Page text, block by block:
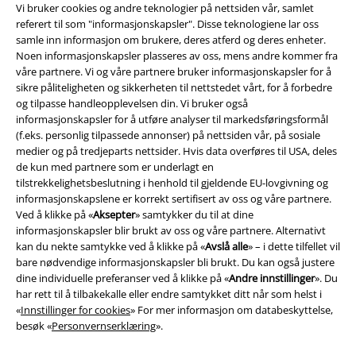
Vi bruker cookies og andre teknologier på nettsiden vår, samlet
referert til som "informasjonskapsler". Disse teknologiene lar oss
samle inn informasjon om brukere, deres atferd og deres enheter.
Noen informasjonskapsler plasseres av oss, mens andre kommer fra
våre partnere. Vi og våre partnere bruker informasjonskapsler for å
sikre påliteligheten og sikkerheten til nettstedet vårt, for å forbedre
og tilpasse handleopplevelsen din. Vi bruker også
informasjonskapsler for å utføre analyser til markedsføringsformål
(f.eks. personlig tilpassede annonser) på nettsiden vår, på sosiale
medier og på tredjeparts nettsider. Hvis data overføres til USA, deles
de kun med partnere som er underlagt en
tilstrekkelighetsbeslutning i henhold til gjeldende EU-lovgivning og
informasjonskapslene er korrekt sertifisert av oss og våre partnere.
Ved å klikke på «Aksepter» samtykker du til at dine
informasjonskapsler blir brukt av oss og våre partnere. Alternativt
kan du nekte samtykke ved å klikke på «Avslå alle» – i dette tilfellet vil
bare nødvendige informasjonskapsler bli brukt. Du kan også justere
dine individuelle preferanser ved å klikke på «Andre innstillinger». Du
har rett til å tilbakekalle eller endre samtykket ditt når som helst i
«Innstillinger for cookies» For mer informasjon om databeskyttelse,
besøk «Personvernserklæring».
15%
rabatt
Nyhetsbrev
Få en rabattkode på 15% når du blir abonnent!
Mer
Jeg godkjenner at jeg frivillig godtar å få tilsendt EMPs nyhetsbrev og at
E.M.P Merchandising kan bruke min personlige data og sende
informasjon om produkter på et gjentatt basis. Min personlige data vil
kun bli brukt forsvarlig i henhold tilData Privacy Policy
min godkjennelse når som helst ved å kontakte E.M.P Merchandising
mbH
Meld deg av nyhetsbrevether.
Abonner
*Gyldig i 4 uker. Kan kun løses inn i nettbutikken. Kan ikke kombineres